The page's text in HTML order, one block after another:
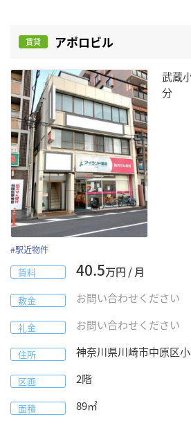
賃貸 アポロビル
武蔵
分
#駅近物件
賃料 40.5万円 / 月
敷金 お問い合わせください
礼金 お問い合わせください
住所 神奈川県川崎市中原区
区画 2階
面積 89㎡